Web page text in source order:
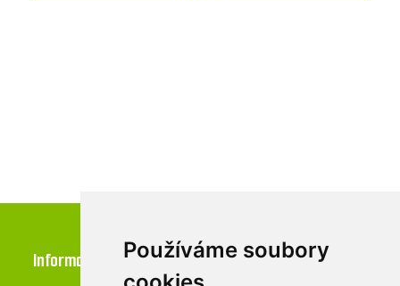
Používáme soubory
Informace